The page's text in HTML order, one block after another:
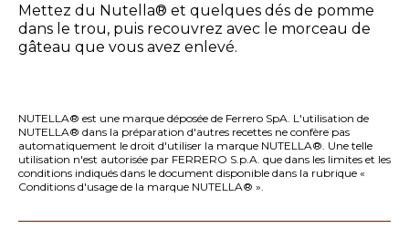
Mettez du Nutella® et quelques dés de pomme
dans le trou, puis recouvrez avec le morceau de
gâteau que vous avez enlevé.
NUTELLA® est une marque déposée de Ferrero SpA. L'utilisation de
NUTELLA® dans la préparation d'autres recettes ne confère pas
automatiquement le droit d'utiliser la marque NUTELLA®. Une telle
utilisation n'est autorisée par FERRERO S.p.A. que dans les limites et les
conditions indiqués dans le document disponible dans la rubrique «
Conditions d'usage de la marque NUTELLA® »